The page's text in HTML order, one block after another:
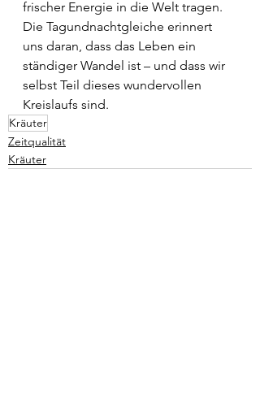
frischer Energie in die Welt tragen.
Die Tagundnachtgleiche erinnert
uns daran, dass das Leben ein
ständiger Wandel ist – und dass wir
selbst Teil dieses wundervollen
Kreislaufs sind.
Kräuter
Zeitqualität
Kräuter